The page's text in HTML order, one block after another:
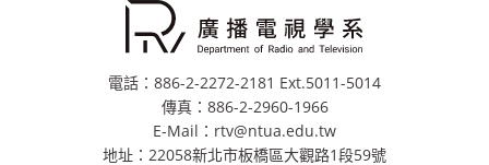
電話：886-2-2272-2181 Ext.5011-5014
傳真：886-2-2960-1966
E-Mail：rtv@ntua.edu.tw
地址：22058新北市板橋區大觀路1段59號